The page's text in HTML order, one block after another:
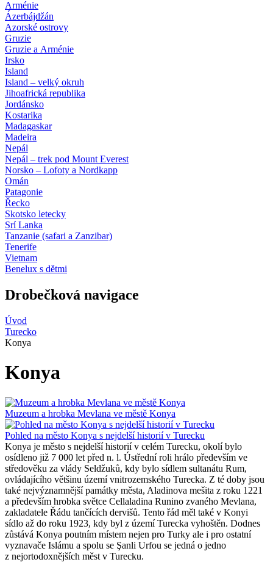
Arménie
Ázerbájdžán
Azorské ostrovy
Gruzie
Gruzie a Arménie
Irsko
Island
Island – velký okruh
Jihoafrická republika
Jordánsko
Kostarika
Madagaskar
Madeira
Nepál
Nepál – trek pod Mount Everest
Norsko – Lofoty a Nordkapp
Omán
Patagonie
Řecko
Skotsko letecky
Srí Lanka
Tanzanie (safari a Zanzibar)
Tenerife
Vietnam
Benelux s dětmi
Drobečková navigace
Úvod
Turecko
Konya
Konya
Muzeum a hrobka Mevlana ve městě Konya
Pohled na město Konya s nejdelší historií v Turecku
Konya je město s nejdelší historií v celém Turecku, okolí bylo
osídleno již 7 000 let před n. l. Ústřední roli hrálo především ve
středověku za vlády Seldžuků, kdy bylo sídlem sultanátu Rum,
ovládajícího většinu území vnitrozemského Turecka. Z té doby jsou
také nejvýznamnější památky města, Aladinova mešita z roku 1221
a především hrobka světce Cellaladina Runino zvaného Mevlana,
zakladatele Řádu tančících dervišů. Tento řád měl také v Konyi
sídlo až do roku 1923, kdy byl z území Turecka vyhoštěn. Dodnes
zůstává Konya poutním místem nejen pro Turky ale i pro ostatní
vyznavače Islámu a spolu se Şanli Urfou se jedná o jedno
z nejortodoxnějších měst v Turecku.